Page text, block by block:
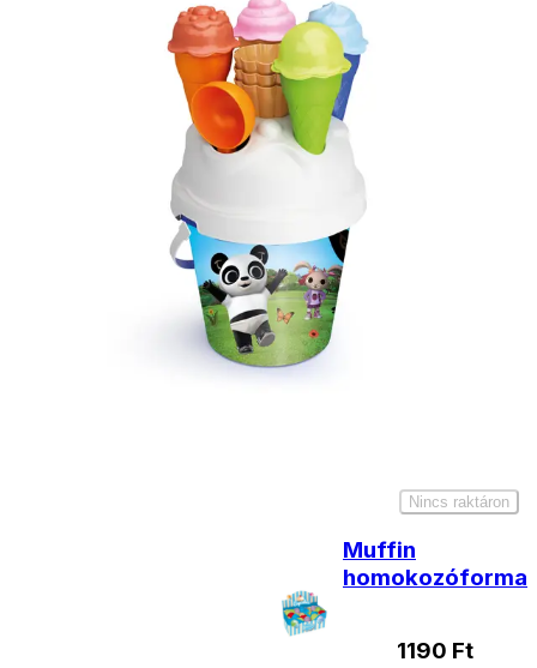
Szállítás:
- Csomagautomata: 1190
forinttól
- Házhozszállítás: 2190
forinttól
- Személyes átvétel:
ingyenesen
Kiegészítő
termékek
Nincs raktáron
Muffin
homokozóforma
1190 Ft